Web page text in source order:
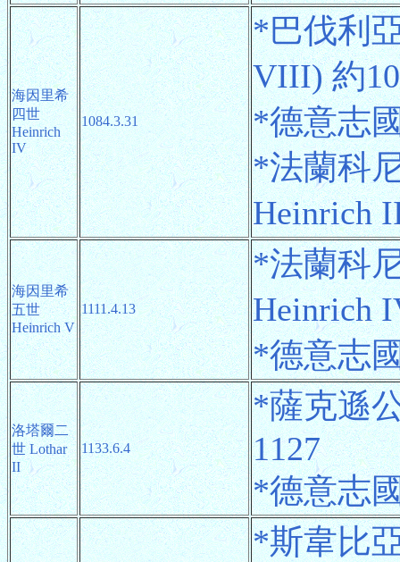
海因里希
四世
Heinrich
IV
1084.3.31
*巴伐利
VIII) 約
*德意志
*法蘭科
Heinrich
海因里希
五世
Heinrich V
1111.4.13
*法蘭科
Heinrich
*德意志
洛塔爾二
世 Lothar
II
1133.6.4
*薩克遜
1127
*德意志
*斯韋比